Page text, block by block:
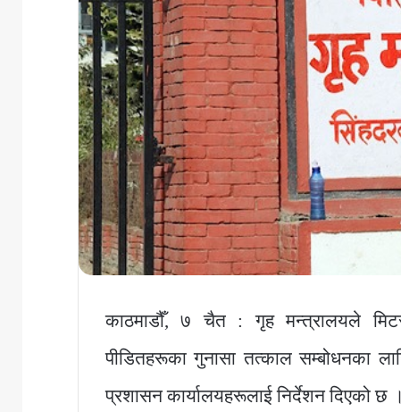
काठमाडौँ, ७ चैत : गृह मन्त्रालयले
पीडितहरूका गुनासा तत्काल सम्बोधनका
प्रशासन कार्यालयहरूलाई निर्देशन दिएको छ ।